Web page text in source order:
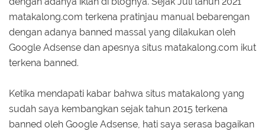
matakalong.com terkena pratinjau manual bebarengan
dengan adanya banned massal yang dilakukan oleh
Google Adsense dan apesnya situs matakalong.com ikut
terkena banned.
Ketika mendapati kabar bahwa situs matakalong yang
sudah saya kembangkan sejak tahun 2015 terkena
banned oleh Google Adsense, hati saya serasa bagaikan